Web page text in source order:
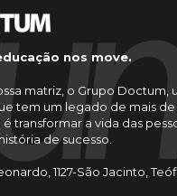
nos move.
matriz, o Grupo Doctum,
tem um legado de mais de
é transformar a vida das
de sucesso.
1127-São Jacinto,